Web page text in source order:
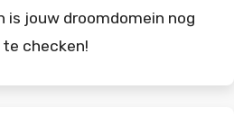
is jouw droomdomein nog
checken!